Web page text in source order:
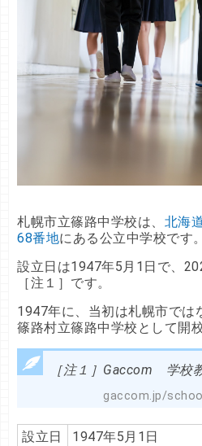
札幌市立篠路中学校は、 北海
68番地にある公立中学校です。
設立日は1947年5月1日で、
［注１］です。
1947年に、当初は札幌市では
篠路村立篠路中学校として開
［注１］Gaccom 学校
gaccom.jp/
設立日
1947年5月1日